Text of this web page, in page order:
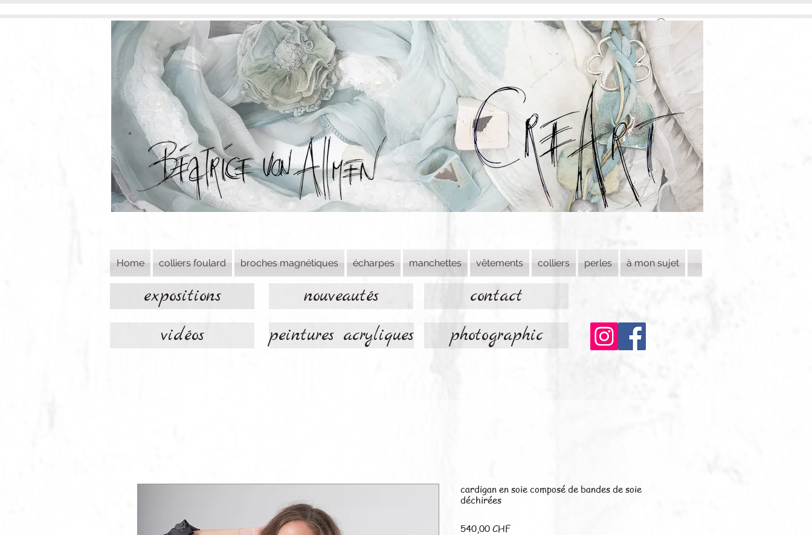
Home colliers foulard broches magnétiques écharpes manchettes vêtements colliers perles à mon sujet
expositions nouveautés
contact
vidéos
peintures acryliques photographic
cardigan en soie composé de bandes de soie
déchirées
540,00 CHFPrix